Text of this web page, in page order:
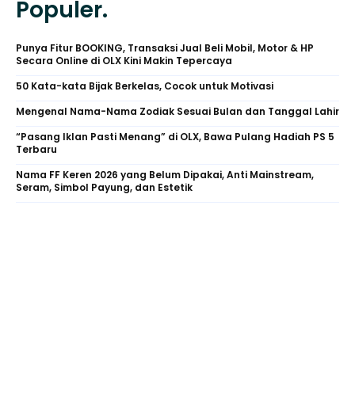
Populer.
Punya Fitur BOOKING, Transaksi Jual Beli Mobil, Motor & HP
Secara Online di OLX Kini Makin Tepercaya
50 Kata-kata Bijak Berkelas, Cocok untuk Motivasi
Mengenal Nama-Nama Zodiak Sesuai Bulan dan Tanggal Lahir
“Pasang Iklan Pasti Menang” di OLX, Bawa Pulang Hadiah PS 5
Terbaru
Nama FF Keren 2026 yang Belum Dipakai, Anti Mainstream,
Seram, Simbol Payung, dan Estetik